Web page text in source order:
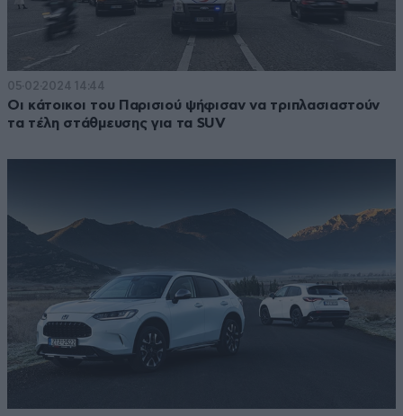
05·02·2024 14:44
Οι κάτοικοι του Παρισιού ψήφισαν να τριπλασιαστούν
τα τέλη στάθμευσης για τα SUV